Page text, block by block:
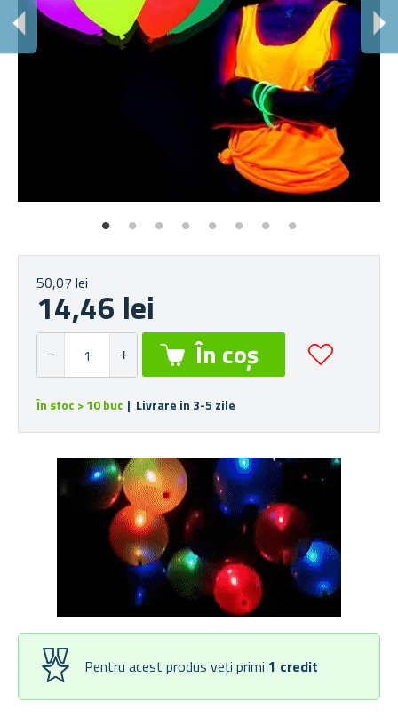
50,07 lei
14,46 lei
În stoc > 10 buc | Livrare in 3-5 zile
Pentru acest produs veți primi 1 credit